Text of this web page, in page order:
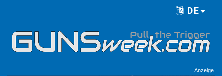
DE
Anzeige